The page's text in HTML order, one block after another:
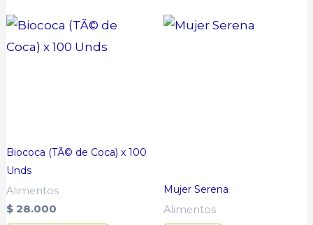
Biococa (TÃ© de Coca) x 100
Unds
Alimentos
$ 28.000
Mujer Serena
Alimentos